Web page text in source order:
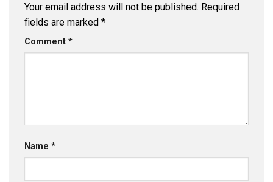
Your email address will not be published. Required
fields are marked *
Comment *
Name *